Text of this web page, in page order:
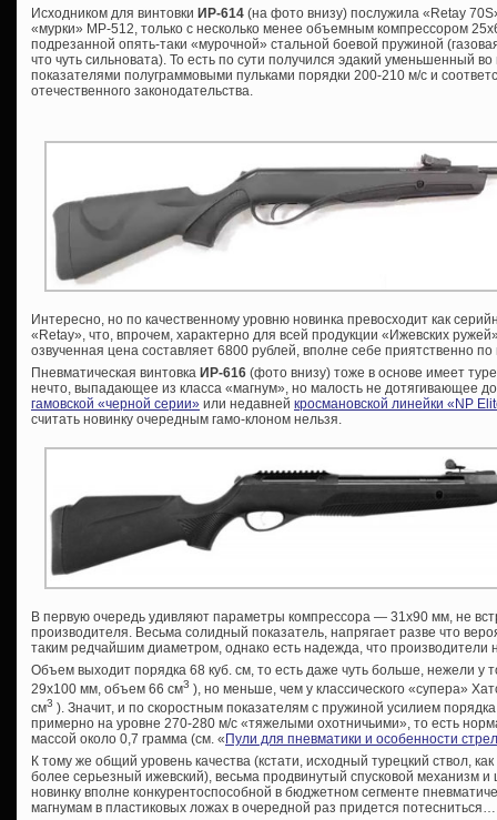
Исходником для винтовки ИР-614 (на фото внизу) послужила «Retay
«мурки» МР-512, только с несколько менее объемным компрессором
подрезанной опять-таки «мурочной» стальной боевой пружиной
что чуть сильновата). То есть по сути получился эдакий уменьшенный
показателями полуграммовыми пульками порядки 200-210 м/с и
отечественного законодательства.
Интересно, но по качественному уровню новинка превосходит как
«Retay», что, впрочем, характерно для всей продукции «Ижевских
озвученная цена составляет 6800 рублей, вполне себе приятственно
Пневматическая винтовка ИР-616 (фото внизу) тоже в основе имеет
нечто, выпадающее из класса «магнум», но малость не дотягивающее
гамовской «черной серии» или недавней кросмановской линейки «NP
считать новинку очередным гамо-клоном нельзя.
В первую очередь удивляют параметры компрессора — 31х90 мм, не
производителя. Весьма солидный показатель, напрягает разве что
таким редчайшим диаметром, однако есть надежда, что производители
Объем выходит порядка 68 куб. см, то есть даже чуть больше, нежели у
29х100 мм, объем 66 см3 ), но меньше, чем у классического «супера»
см3 ). Значит, и по скоростным показателям с пружиной усилием
примерно на уровне 270-280 м/с «тяжелыми охотничьими», то есть
массой около 0,7 грамма (см. «Пули для пневматики и особенности
К тому же общий уровень качества (кстати, исходный турецкий ствол,
более серьезный ижевский), весьма продвинутый спусковой механизм
новинку вполне конкурентоспособной в бюджетном сегменте
магнумам в пластиковых ложах в очередной раз придется потесниться…